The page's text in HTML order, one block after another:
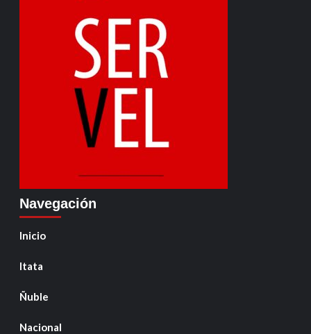
Navegación
Inicio
Itata
Ñuble
Nacional